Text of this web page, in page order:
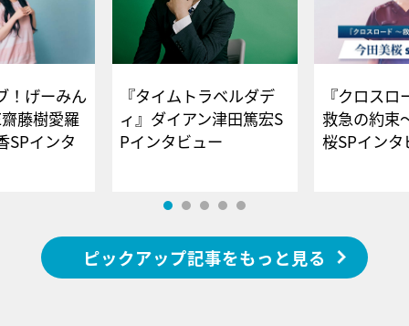
！げーみん
藤樹愛羅
SPインタ
『タイムトラベルダデ
ィ』ダイアン津田篤宏S
Pインタビュー
『クロス
救急の約束
桜SPイ
ピックアップ記事をもっと見る